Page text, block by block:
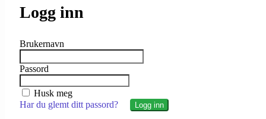
Logg inn
Brukernavn
Passord
Husk meg
Har du glemt ditt passord?